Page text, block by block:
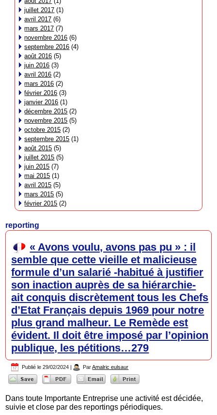
juillet 2017 (1)
avril 2017 (6)
mars 2017 (7)
novembre 2016 (6)
septembre 2016 (4)
août 2016 (5)
juin 2016 (3)
avril 2016 (2)
mars 2016 (2)
février 2016 (3)
janvier 2016 (1)
décembre 2015 (2)
novembre 2015 (5)
octobre 2015 (2)
septembre 2015 (1)
août 2015 (5)
juillet 2015 (5)
juin 2015 (7)
mai 2015 (1)
avril 2015 (5)
mars 2015 (5)
février 2015 (2)
reporting
« Avons voulu, avons pas pu » : il
semble que cette vieille et malicieuse
formule d’un salarié -habitué à justifier
son inaction auprès de sa hiérarchie-
ait conquis discrètement tous les Chefs
d’Etat Français depuis 1969 pour notre
plus grand malheur. Le Remède est
évident. Il doit être imposé par l’opinion
publique, les pétitions…279
Publié le 29/02/2024 | Par Amalric eulsaur
Dans toute Importante Entreprise une activité est décidée,
suivie et close par des reportings périodiques.